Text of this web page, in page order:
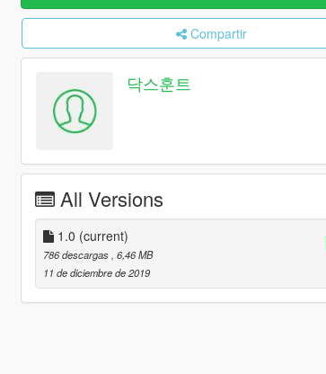
Compartir
닥스훈트
All Versions
1.0 (current)
786 descargas , 6,46 MB
11 de diciembre de 2019